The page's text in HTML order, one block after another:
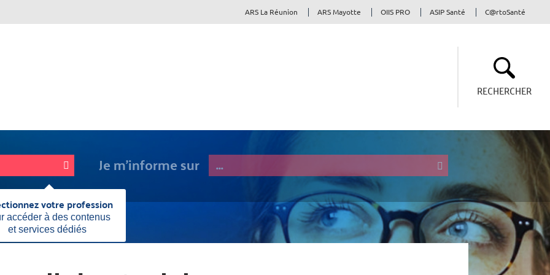
ARS La Réunion ARS Mayotte OIIS PRO ASIP Santé C@rtoSanté
RECHERCHER
Je m'informe sur
votre profession
accéder à des contenus
et services dédiés
Fermer